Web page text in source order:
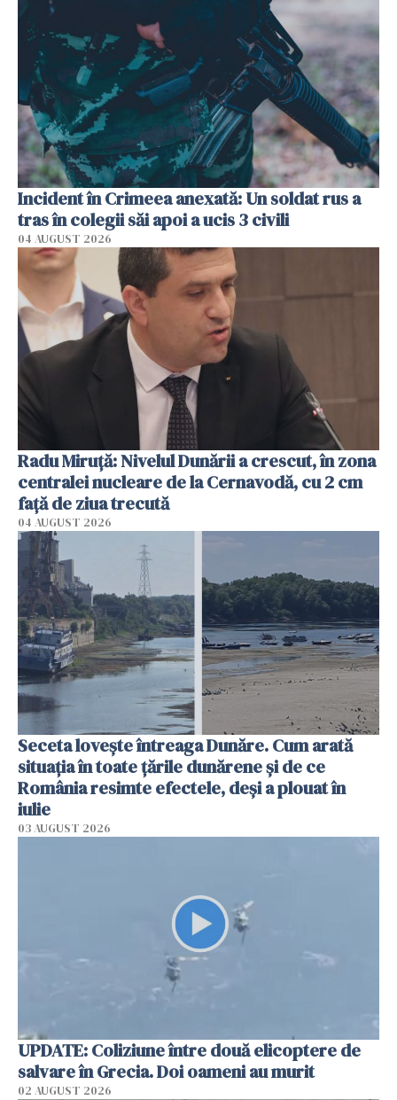
Incident în Crimeea anexată: Un soldat rus a
tras în colegii săi apoi a ucis 3 civili
04 AUGUST 2026
Radu Miruţă: Nivelul Dunării a crescut, în zona
centralei nucleare de la Cernavodă, cu 2 cm
faţă de ziua trecută
04 AUGUST 2026
Seceta lovește întreaga Dunăre. Cum arată
situația în toate țările dunărene și de ce
România resimte efectele, deși a plouat în
iulie
03 AUGUST 2026
UPDATE: Coliziune între două elicoptere de
salvare în Grecia. Doi oameni au murit
02 AUGUST 2026